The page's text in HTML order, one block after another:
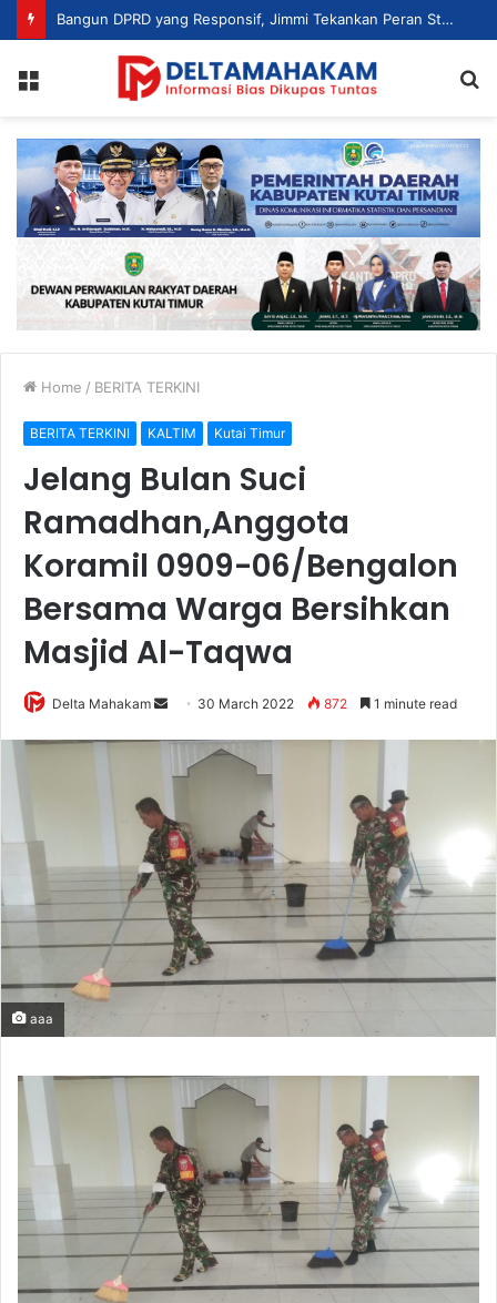
Bangun DPRD yang Responsif, Jimmi Tekankan Peran Strategis Tenaga Ahli dalam Penyusunan Kebijakan
Home / BERITA TERKINI
BERITA TERKINI KALTIM Kutai Timur
Jelang Bulan Suci
Ramadhan,Anggota
Koramil 0909-06/Bengalon
Bersama Warga Bersihkan
Masjid Al-Taqwa
Delta Mahakam
d
n
e
m
a
i
l
30 March 2022 872 1 minute read
aaa